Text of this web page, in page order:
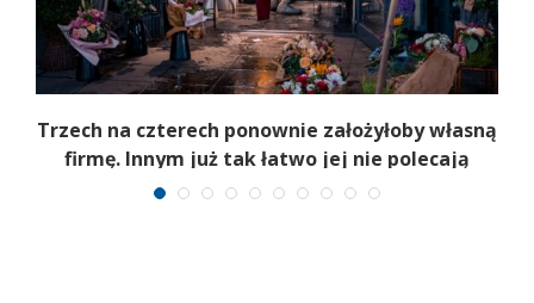
Trzech na czterech ponownie założyłoby własną
firmę. Innym już tak łatwo jej nie polecają